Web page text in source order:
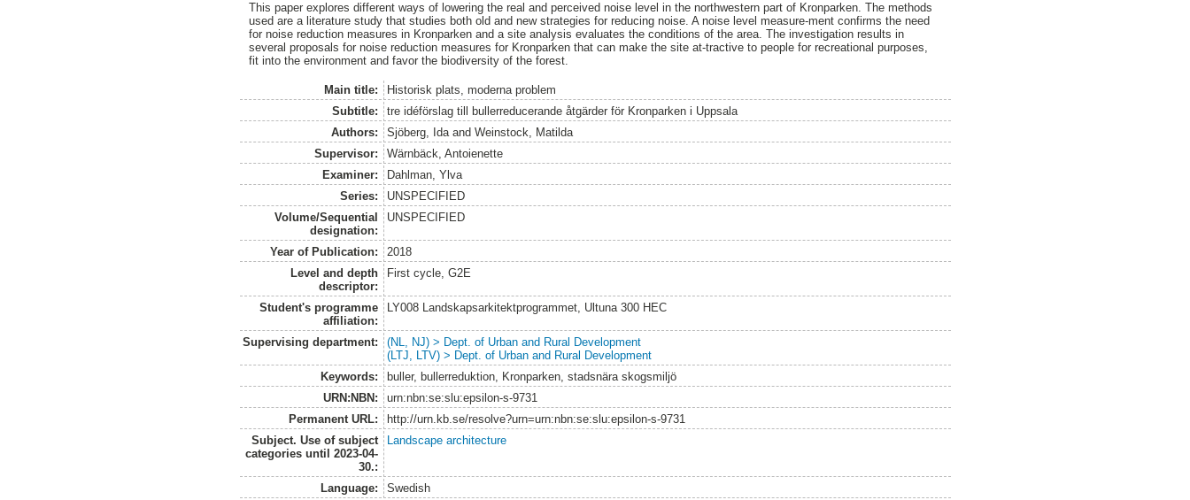
This paper explores different ways of lowering the real and perceived noise level in the northwestern part of Kronparken. The methods
used are a literature study that studies both old and new strategies for reducing noise. A noise level measure-ment confirms the need
for noise reduction measures in Kronparken and a site analysis evaluates the conditions of the area. The investigation results in
several proposals for noise reduction measures for Kronparken that can make the site at-tractive to people for recreational purposes,
fit into the environment and favor the biodiversity of the forest.
Main title:
Historisk plats, moderna problem
Subtitle:
tre idéförslag till bullerreducerande åtgärder för Kronparken i Uppsala
Authors:
Sjöberg, Idaand Weinstock, Matilda
Supervisor:
Wärnbäck, Antoienette
Examiner:
Dahlman, Ylva
Series:
UNSPECIFIED
Volume/Sequential
designation:
UNSPECIFIED
Year of Publication:
2018
Level and depth
descriptor:
First cycle, G2E
Student's programme
affiliation:
LY008 Landskapsarkitektprogrammet, Ultuna 300 HEC
Supervising department:
(NL, NJ) > Dept. of Urban and Rural Development
(LTJ, LTV) > Dept. of Urban and Rural Development
Keywords:
buller, bullerreduktion, Kronparken, stadsnära skogsmiljö
URN:NBN:
urn:nbn:se:slu:epsilon-s-9731
Permanent URL:
http://urn.kb.se/resolve?urn=urn:nbn:se:slu:epsilon-s-9731
Subject. Use of subject
categories until 2023-04-
30.:
Landscape architecture
Language: Swedish